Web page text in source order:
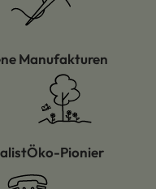
Manufakturen
Öko-Pionier